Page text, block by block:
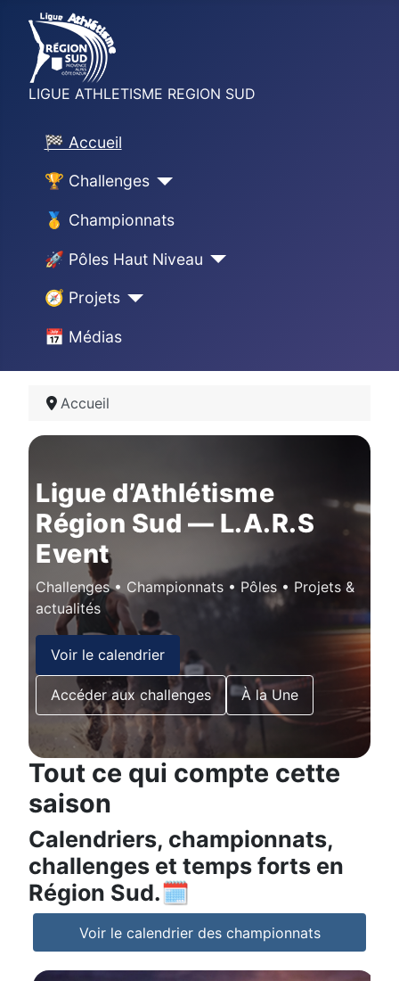
LIGUE ATHLETISME REGION SUD
🏁 Accueil
🏆 Challenges
🥇 Championnats
🚀 Pôles Haut Niveau
🧭 Projets
📅 Médias
Accueil
Ligue d’Athlétisme
Région Sud — L.A.R.S
Event
Challenges • Championnats • Pôles • Projets &
actualités
Voir le calendrier
Accéder aux challenges À la Une
Tout ce qui compte cette
saison
Calendriers, championnats,
challenges et temps forts en
Région Sud.🗓️
Voir le calendrier des championnats